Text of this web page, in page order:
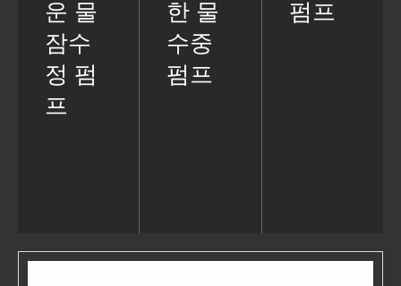
운 물
잠수
정 펌
프
한 물
수중
펌프
펌프